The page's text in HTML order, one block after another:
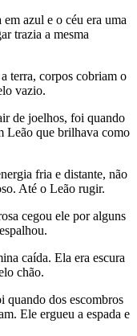
azul e o céu era uma
trazia a mesma
terra, corpos cobriam o
vazio.
de joelhos, foi quando
Leão que brilhava como
fria e distante, não
Até o Leão rugir.
cegou ele por alguns
caída. Ela era escura
chão.
dos escombros
Ele ergueu a espada e